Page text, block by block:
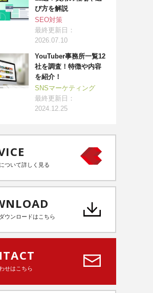
び方を解説
SEO対策
最終更新日：
2026.07.10
YouTuber事務所一覧12
社を調査！特徴や内容
を紹介！
SNSマーケティング
最終更新日：
2024.12.25
ついて詳しく見る
ウンロードはこちら
せはこちら